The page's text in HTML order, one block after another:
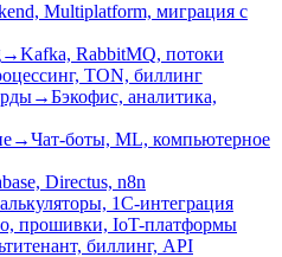
Multiplatform, миграция с
→Kafka, RabbitMQ, потоки
TON, биллинг
→Бэкофис, аналитика,
→Чат-боты, ML, компьютерное
Directus, n8n
1С-интеграция
прошивки, IoT-платформы
биллинг, API